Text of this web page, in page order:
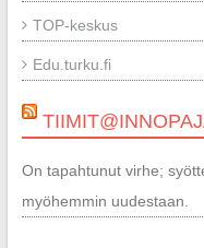
TOP-keskus
Edu.turku.fi
On tapahtunut virhe;
myöhemmin uudestaan.